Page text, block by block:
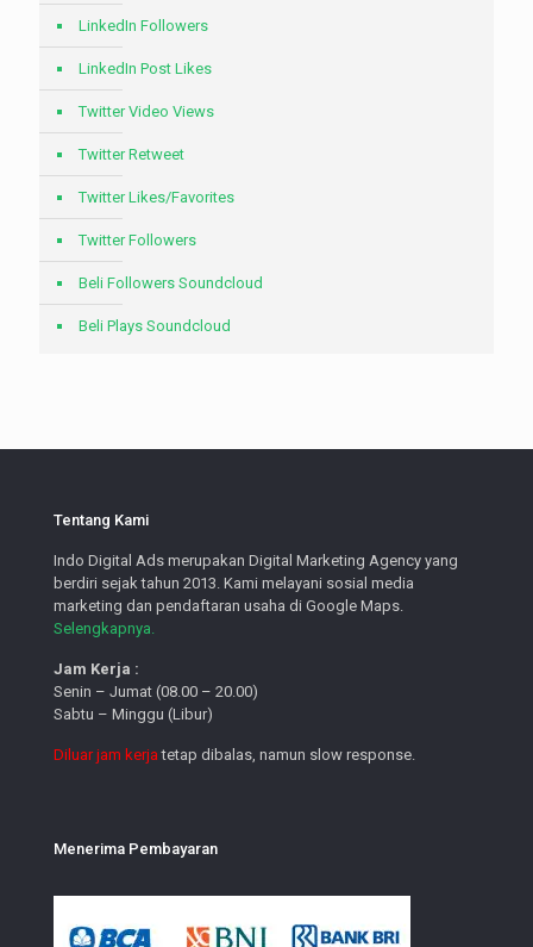
LinkedIn Followers
LinkedIn Post Likes
Twitter Video Views
Twitter Retweet
Twitter Likes/Favorites
Twitter Followers
Beli Followers Soundcloud
Beli Plays Soundcloud
Tentang Kami
Indo Digital Ads merupakan Digital Marketing Agency yang
berdiri sejak tahun 2013. Kami melayani sosial media
marketing dan pendaftaran usaha di Google Maps.
Selengkapnya.
Jam Kerja :
Senin – Jumat (08.00 – 20.00)
Sabtu – Minggu (Libur)
Diluar jam kerja tetap dibalas, namun slow response.
Menerima Pembayaran